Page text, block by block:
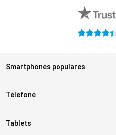
4.4 estrelas
Smartphones populares
Telefone
Tablets